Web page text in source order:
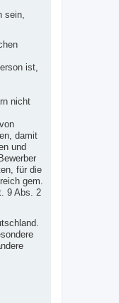
sein,
ist,
nicht
damit
und
für die
gem.
9 Abs. 2